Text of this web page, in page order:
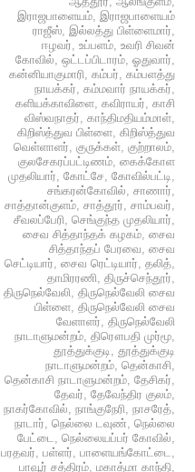
இராஜபாளையம், இராஜபாளையம்
ராஜீஸ், இல்லத்து பிள்ளைமார்,
ஈழவர், உப்பளம், உவரி சிவன்
கோவில், ஒட்டப்பிடாரம், ஓதுவார்,
கன்னியாகுமாரி, கம்பர், கம்பளத்து
நாயக்கர், கம்மவார் நாயக்கர்,
களியக்காவிளை, கவிராயர், காசி
விஸ்வநாதர், காந்திமதியம்மாள்,
கிறிஸ்த்துவ பிள்ளை, கிறிஸ்த்துவ
வெள்ளாளர், குருக்கள், குற்றாலம்,
குலசேகரப்பட்டிணம், கைக்கோள
முதலியார், கோட்சே, கோவில்பட்டி,
சங்கரன்கோவில், சாணார்,
சாத்தான்குளம், சாத்தூர், சாம்பவர்,
சீவலப்பேரி, செங்குந்த முதலியார்,
சைவ சித்தாந்தக் கழகம், சைவ
சித்தாந்தப் பேரவை, சைவ
செட்டியார், சைவ ரெட்டியார், தலித்,
தாமிரரணி, திருச்செந்தூர்,
திருநெல்வேலி, திருநெல்வேலி சைவ
பிள்ளை, திருநெல்வேலி சைவ
வேளாளர், திருநெல்வேலி
நாடாளுமன்றம், திரௌபதி முர்மூ,
தூத்துக்குடி, தூத்துக்குடி
நாடாளுமன்றம், தென்காசி,
தென்காசி நாடாளுமன்றம், தேசிகர்,
தேவர், தேவேந்திர குலம்,
நாகர்கோவில், நாங்குநேரி, நாசரேத்,
நாடார், நெல்லை டவுண், நெல்லை
பேட்டை, நெல்லையப்பர் கோவில்,
பரதவர், பள்ளர், பாளையங்கோட்டை,
பாவூர் சத்திரம், மகாத்மா காந்தி,